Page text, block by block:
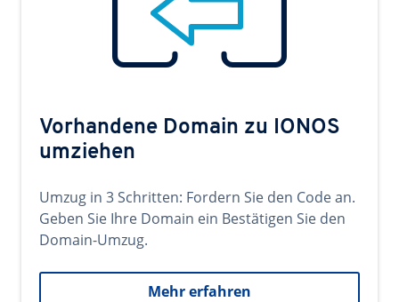
Vorhandene Domain zu IONOS
umziehen
Umzug in 3 Schritten: Fordern Sie den Code an.
Geben Sie Ihre Domain ein Bestätigen Sie den
Domain-Umzug.
Mehr erfahren